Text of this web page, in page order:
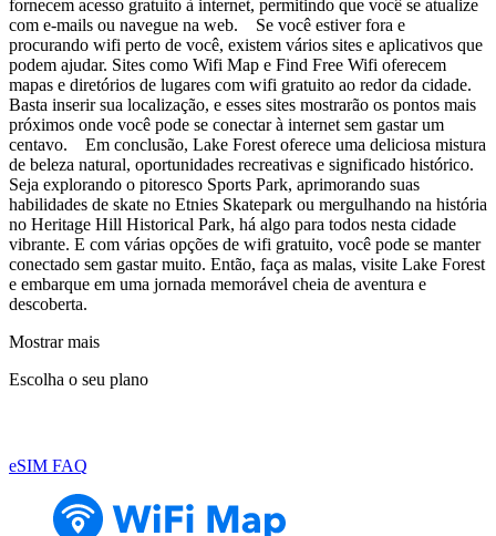
fornecem acesso gratuito à internet, permitindo que você se atualize
com e-mails ou navegue na web. Se você estiver fora e
procurando wifi perto de você, existem vários sites e aplicativos que
podem ajudar. Sites como Wifi Map e Find Free Wifi oferecem
mapas e diretórios de lugares com wifi gratuito ao redor da cidade.
Basta inserir sua localização, e esses sites mostrarão os pontos mais
próximos onde você pode se conectar à internet sem gastar um
centavo. Em conclusão, Lake Forest oferece uma deliciosa mistura
de beleza natural, oportunidades recreativas e significado histórico.
Seja explorando o pitoresco Sports Park, aprimorando suas
habilidades de skate no Etnies Skatepark ou mergulhando na história
no Heritage Hill Historical Park, há algo para todos nesta cidade
vibrante. E com várias opções de wifi gratuito, você pode se manter
conectado sem gastar muito. Então, faça as malas, visite Lake Forest
e embarque em uma jornada memorável cheia de aventura e
descoberta.
Mostrar mais
Escolha o seu plano
eSIM FAQ